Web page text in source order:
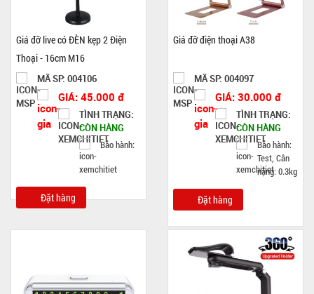
Giá đỡ live có ĐÈN kẹp 2 Điện
Thoại - 16cm M16
MÃ SP: 004106
GIÁ: 45.000 đ
TÌNH TRẠNG:
CÒN HÀNG
Bảo hành:
Đặt hàng
Giá đỡ điện thoại A38
MÃ SP: 004097
GIÁ: 30.000 đ
TÌNH TRẠNG:
CÒN HÀNG
Bảo hành:
Test, Cân
nặng: 0.3kg
Đặt hàng